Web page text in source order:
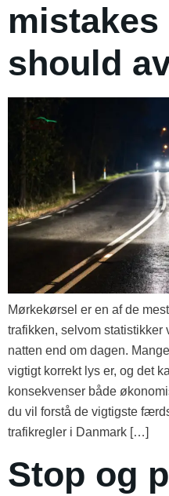
mistakes
should
Mørkekørsel er en af de
trafikken, selvom statistikker
natten end om dagen.
vigtigt korrekt lys er, og det
konsekvenser både
du vil forstå de vigtigste
trafikregler i Danmark […]
Stop og